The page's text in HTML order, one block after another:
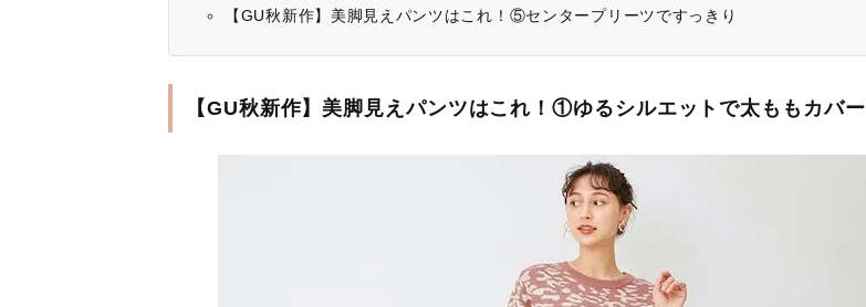
【GU秋新作】美脚見えパンツはこれ！⑤センタープリーツですっきり
【GU秋新作】美脚見えパンツはこれ！①ゆるシルエットで太ももカバー